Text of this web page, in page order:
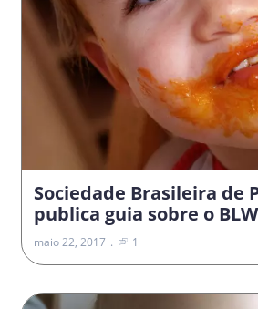
Sociedade Brasileira de
publica guia sobre o BLW
maio 22, 2017 1